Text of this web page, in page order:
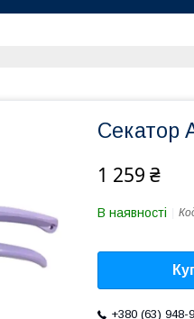
Секатор
1 259 ₴
В наявності
+380 (63) 948-